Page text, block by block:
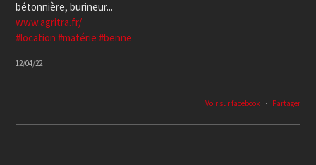
bétonnière, burineur...
www.agritra.fr/
#location #matérie #benne
12/04/22
Voir sur facebook · Partager